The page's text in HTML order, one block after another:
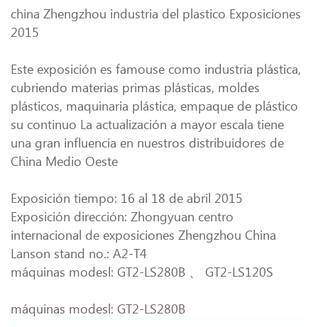
china Zhengzhou industria del plastico Exposiciones
2015
Este exposición es famouse como industria plástica,
cubriendo materias primas plásticas, moldes
plásticos, maquinaria plástica, empaque de plástico
su continuo La actualización a mayor escala tiene
una gran influencia en nuestros distribuidores de
China Medio Oeste
Exposición tiempo: 16 al 18 de abril 2015
Exposición dirección: Zhongyuan centro
internacional de exposiciones Zhengzhou China
Lanson stand no.: A2-T4
máquinas modesl: GT2-LS280B 、 GT2-LS120S
máquinas modesl: GT2-LS280B